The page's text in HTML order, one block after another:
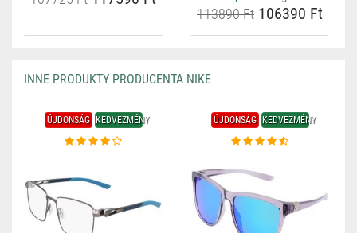
113890 Ft 106390 Ft
INNE PRODUKTY PRODUCENTA NIKE
ÚJDONSÁG KEDVEZMÉNY ÚJDONSÁG KEDVEZMÉNY